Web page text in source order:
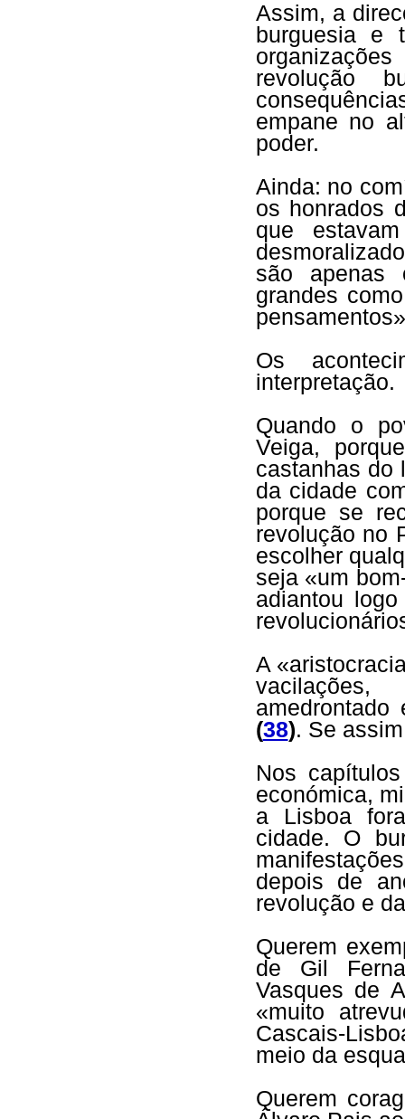
Assim, a
burguesia e
revolução
empane no
poder.
Ainda: no
os honrados
que
são apenas
grandes
Os
interpretação.
Quando o
Veiga,
castanhas do
da cidade
porque se
revolução no
escolher
seja «um
adiantou
A
(38). Se
Nos
económica,
a Lisboa
cidade. O
depois de
revolução e
Querem
de Gil
Vasques de
«muito
Cascais-
meio da
Querem